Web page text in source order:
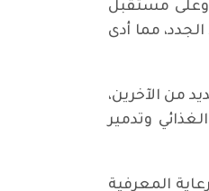
وعلى مستقبل
مما أدى
من الآخرين،
وتدمير
المعرفية